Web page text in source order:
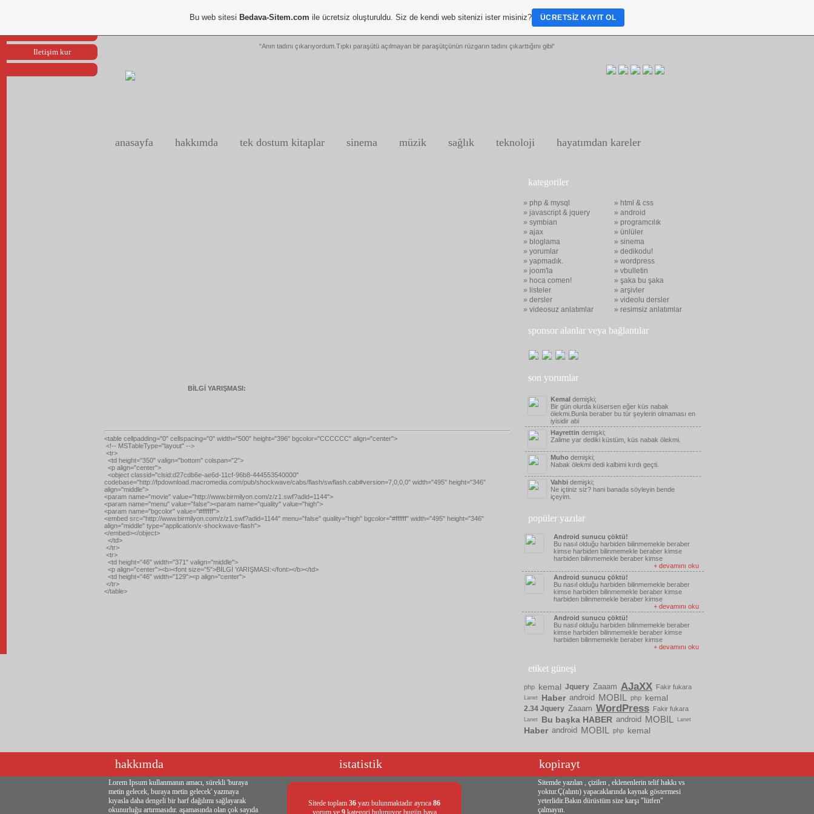
Reklam ver
Iletişim kur
“Anın tadını çıkarıyordum.Tıpkı paraşütü açılmayan bir paraşütçünün rüzgarın tadını çıkarttığını gibi“
anasayfa hakkımda tek dostum kitaplar sinema müzik sağlık teknoloji hayatımdan kareler
BİLGİ YARIŞMASI:
<table cellpadding="0" cellspacing="0" width="500" height="396" bgcolor="CCCCCC" align="center">
<!-- MSTableType="layout" -->
<tr>
<td height="350" valign="bottom" colspan="2">
<p align="center">
<object classid="clsid:d27cdb6e-ae6d-11cf-96b8-444553540000"
codebase="http://fpdownload.macromedia.com/pub/shockwave/cabs/flash/swflash.cab#version=7,0,0,0" width="495" height="346"
align="middle">
<param name="movie" value="http://www.birmilyon.com/z/z1.swf?adid=1144">
<param name="menu" value="false"><param name="quality" value="high">
<param name="bgcolor" value="#ffffff">
<embed src="http://www.birmilyon.com/z/z1.swf?adid=1144" menu="false" quality="high" bgcolor="#ffffff" width="495" height="346"
align="middle" type="application/x-shockwave-flash">
</embed></object>
</td>
</tr>
<tr>
<td height="46" width="371" valign="middle">
<p align="center"><b><font size="5">BİLGİ YARIŞMASI:</font></b></td>
<td height="46" width="129"><p align="center">
</tr>
</table>
kategoriler
» php & mysql
» html & css
» javascript & jquery
» android
» symbian
» programcılık
» ajax
» ünlüler
» bloglama
» sinema
» yorumlar
» dedikodu!
» yapmadık.
» wordpress
» joom'la
» vbulletin
» hoca comen!
» şaka bu şaka
» listeler
» arşivler
» dersler
» videolu dersler
» videosuz anlatımlar
» resimsiz anlatımlar
sponsor alanlar veya bağlantılar
son yorumlar
Kemal demişki;
Bir gün olurda küsersen eğer küs nabak
ölekmi.Bunla beraber bu tür şeylerin olmaması en
iyisidir abi
Hayrettin demişki;
Zalime yar dediki küstüm, küs nabak ölekmi.
Muho demişki;
Nabak ölekmi dedi kalbimi kırdı geçti.
Vahbi demişki;
Ne içtiniz siz? hani banada söyleyin bende
içeyim.
popüler yazılar
Android sunucu çöktü!
Bu nasıl olduğu harbiden bilinmemekle beraber
kimse harbiden bilinmemekle beraber kimse
harbiden bilinmemekle beraber kimse
+ devamını oku
Android sunucu çöktü!
Bu nasıl olduğu harbiden bilinmemekle beraber
kimse harbiden bilinmemekle beraber kimse
harbiden bilinmemekle beraber kimse
+ devamını oku
Android sunucu çöktü!
Bu nasıl olduğu harbiden bilinmemekle beraber
kimse harbiden bilinmemekle beraber kimse
harbiden bilinmemekle beraber kimse
+ devamını oku
etiket güneşi
php kemal Jquery Zaaam AJaXX Fakir fukara
Lanet Haber android MOBIL php kemal
2.34 Jquery Zaaam WordPress Fakir fukara
Lanet Bu başka HABER android MOBIL Lanet
Haber android MOBIL php kemal
hakkımda istatistik kopirayt
Lorem Ipsum kullanmanın amacı, sürekli 'buraya
metin gelecek, buraya metin gelecek' yazmaya
kıyasla daha dengeli bir harf dağılımı sağlayarak
okunurluğu artırmasıdır. aşamasında olan çok sayıda
Sitede toplam 36 yazı bulunmaktadır ayrıca 86
yorum ve 9kategori bulunuyor bugün hava
Sitemde yazılan , çizilen , eklenenlerin telif hakkı vs
yoktur.Ç(alıntı) yapacaklarında kaynak göstermesi
yeterlidir.Bakın dürüstüm size karşı "lütfen"
çalmayın.
Bu web sitesi Bedava-Sitem.com ile ücretsiz oluşturuldu. Siz de kendi web sitenizi ister misiniz? ÜCRETSIZ KAYIT OL